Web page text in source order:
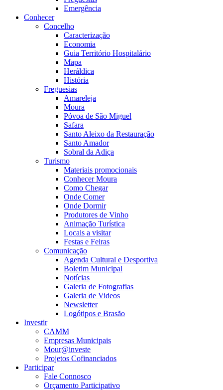
Emergência
Conhecer
Concelho
Caracterização
Economia
Guia Território Hospitalário
Mapa
Heráldica
História
Freguesias
Amareleja
Moura
Póvoa de São Miguel
Safara
Santo Aleixo da Restauração
Santo Amador
Sobral da Adiça
Turismo
Materiais promocionais
Conhecer Moura
Como Chegar
Onde Comer
Onde Dormir
Produtores de Vinho
Animação Turística
Locais a visitar
Festas e Feiras
Comunicação
Agenda Cultural e Desportiva
Boletim Municipal
Notícias
Galeria de Fotografias
Galeria de Videos
Newsletter
Logótipos e Brasão
Investir
CAMM
Empresas Municipais
Mour@investe
Projetos Cofinanciados
Participar
Fale Connosco
Orçamento Participativo